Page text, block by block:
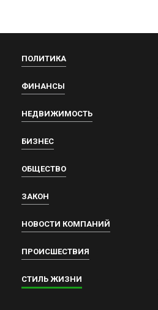
ПОЛИТИКА
ФИНАНСЫ
НЕДВИЖИМОСТЬ
БИЗНЕС
ОБЩЕСТВО
ЗАКОН
НОВОСТИ КОМПАНИЙ
ПРОИСШЕСТВИЯ
СТИЛЬ ЖИЗНИ